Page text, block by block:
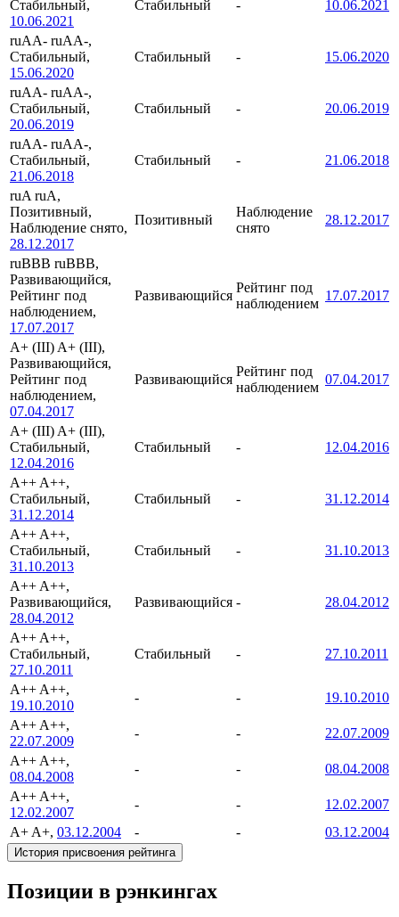
Стабильный,
10.06.2021
Стабильный - 10.06.2021
ruAA- ruAA-,
Стабильный,
15.06.2020
Стабильный - 15.06.2020
ruAA- ruAA-,
Стабильный,
20.06.2019
Стабильный - 20.06.2019
ruAA- ruAA-,
Стабильный,
21.06.2018
Стабильный - 21.06.2018
ruA ruA,
Позитивный,
Наблюдение снято,
28.12.2017
Позитивный
Наблюдение
снято
28.12.2017
ruBBB ruBBB,
Развивающийся,
Рейтинг под
наблюдением,
17.07.2017
Развивающийся
Рейтинг под
наблюдением
17.07.2017
A+ (III) A+ (III),
Развивающийся,
Рейтинг под
наблюдением,
07.04.2017
Развивающийся
Рейтинг под
наблюдением
07.04.2017
A+ (III) A+ (III),
Стабильный,
12.04.2016
Стабильный - 12.04.2016
A++ A++,
Стабильный,
31.12.2014
Стабильный - 31.12.2014
A++ A++,
Стабильный,
31.10.2013
Стабильный - 31.10.2013
A++ A++,
Развивающийся,
28.04.2012
Развивающийся - 28.04.2012
A++ A++,
Стабильный,
27.10.2011
Стабильный - 27.10.2011
A++ A++,
19.10.2010
- -
19.10.2010
A++ A++,
22.07.2009
- -
22.07.2009
A++ A++,
08.04.2008
- -
08.04.2008
A++ A++,
12.02.2007
- -
12.02.2007
A+ A+, 03.12.2004 - - 03.12.2004
История присвоения рейтинга
Позиции в рэнкингах